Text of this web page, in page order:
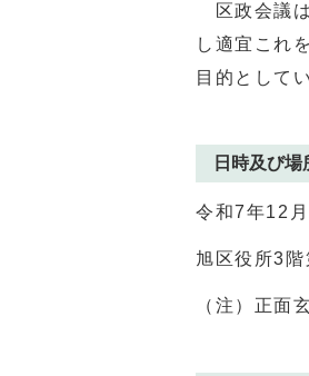
区政会議は
し適宜これ
目的として
日時及び場
令和7年12
旭区役所3
（注）正面